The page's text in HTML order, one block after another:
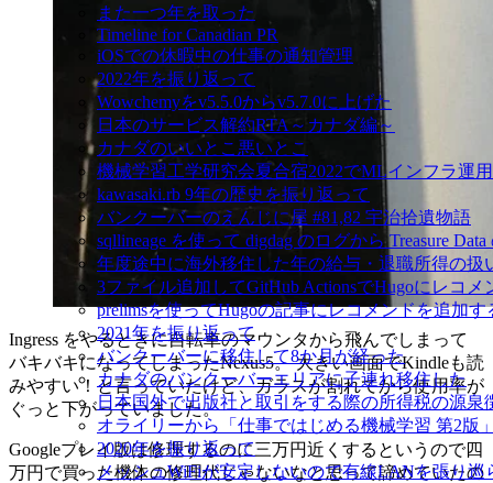
また一つ年を取った
Timeline for Canadian PR
iOSでの休暇中の仕事の通知管理
2022年を振り返って
Wowchemyをv5.5.0からv5.7.0に上げた
日本のサービス解約RTA～カナダ編～
カナダのいいとこ悪いとこ
機械学習工学研究会夏合宿2022でMLインフラ運
kawasaki.rb 9年の歴史を振り返って
バンクーバーのえんじに屋 #81,82 宇治拾遺物語
sqllineage を使って digdag のログから Treasure
年度途中に海外移住した年の給与・退職所得の扱
3ファイル追加してGitHub ActionsでHugoにレコ
prelimsを使ってHugoの記事にレコメンドを追加す
2021年を振り返って
バンクーバーに移住して8か月が経った
カナダのバンクーバーエリアに子連れ移住した
日本国外で出版社と取引をする際の所得税の源泉
オライリーから「仕事ではじめる機械学習 第2版
2020年を振り返って
メッシュWiFiが安定しないので有線LANを張り巡
Ingress をやるときに自転車のマウンタから飛んでしまって
バキバキになってしまったNexus5。 大きい画面でKindleも読
みやすい！と言っていたけど、ガラスが割れてから使用率が
ぐっと下がっていました。
Googleプレイ版は修理するのに三万円近くするというので四
万円で買った機体の修理代じゃないなと思って諦めていたの